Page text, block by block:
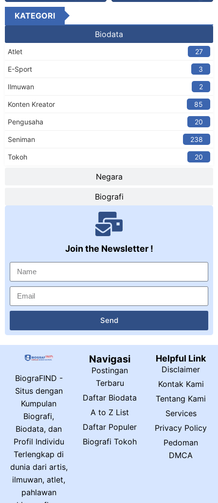
KATEGORI
Biodata
Negara
Biografi
Atlet 27
E-Sport 3
Ilmuwan 2
Konten Kreator​ 85
Pengusaha 20
Seniman 238
Tokoh 20
Join the Newsletter !
Send
BiograFIND -
Situs dengan
Kumpulan
Biografi,
Biodata, dan
Profil Individu
Terlengkap di
dunia dari artis,
ilmuwan, atlet,
pahlawan
Navigasi
Postingan
Terbaru
Daftar Biodata
A to Z List
Daftar Populer
Biografi Tokoh
Helpful Link
Disclaimer
Kontak Kami
Tentang Kami
Services
Privacy Policy
Pedoman
DMCA